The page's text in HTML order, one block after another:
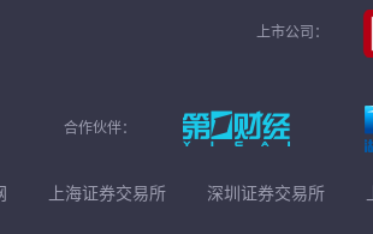
上市公司：
合作伙伴：
上海证券交易所 深圳证券交易所